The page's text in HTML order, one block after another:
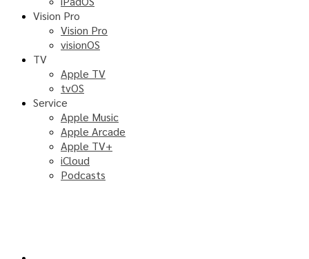
Vision Pro
Vision Pro
visionOS
TV
Apple TV
tvOS
Service
Apple Music
Apple Arcade
Apple TV+
iCloud
Podcasts